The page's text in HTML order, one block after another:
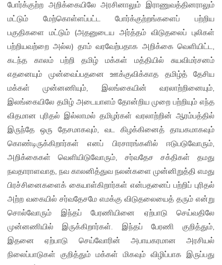
போர்க்குற்ற அறிக்கையிலே அரசினாலும் இராணுவத்தினராலும்
மட்டும் மேற்கொள்ளப்பட்ட போர்க்குற்றங்களைப் பற்றிய
பகுதிகளை மட்டும் (அதனுடைய அர்த்தம் விடுதலைப் புலிகள்
பற்றியவற்றை அல்ல) தாம் வரவேற்பதாக அறிக்கை வெளியிட்ட,
கடந்த காலம் பற்றி தமிழ் மக்கள் மத்தியில் சுயவிமர்சனம்
எதனையும் முன்வைப்பதனை ஊக்குவிக்காத‌ தமிழ்த் தேசிய
மக்கள் முன்னணியும், இலங்கையின் வரலாற்றினையும்,
இலங்கையிலே தமிழ் அடையாளம் தோன்றிய முறை பற்றியும் எந்த
விதமான புரிதல் இல்லாமல் தமிழர்கள் வரலாற்றின் ஆரம்பத்தில்
இருந்தே ஒரு தேசமாகவும், வட கிழக்கினைத் தாயகமாகவும்
கொண்டிருக்கிறார்கள் எனப் பிரசாரங்களில் ஈடுபடுவோரும்,
அறிக்கைகள் வெளியிடுவோரும், சர்வதேச சக்திகள் தமது
நவதாராளவாத, நவ காலனித்துவ‌ நலன்களை முன்னிறுத்தி எமது
பிரச்சினைகளைக் கையாள்கிறார்கள் என்பதனைப் பற்றிப் புரிதல்
அற்ற வகையில் சர்வதேசமே எமக்கு விடுதலையைத் தரும் என்று
சொல்வோரும் இந்தப் பேரணியினை ஏற்பாடு செய்வதிலே
முன்னணியில் இருக்கிறார்கள். இந்தப் பேரணி குறித்தும்,
இதனை ஏற்பாடு செய்வோரின் அபாயகரமான அரசியல்
நிலைப்பாடுகள் குறித்தும் மக்கள் மிகவும் விழிப்பாக இருப்பது